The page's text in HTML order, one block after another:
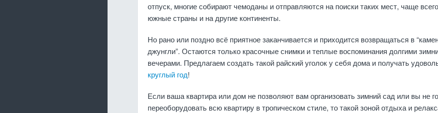
отпуск, многие собирают чемоданы и отправляются на поиски таких мест, чаще
южные страны и на другие континенты.
Но рано или поздно всё приятное заканчивается и приходится возвращаться в
джунгли”. Остаются только красочные снимки и теплые воспоминания долгими
вечерами. Предлагаем создать такой райский уголок у себя дома и получать
круглый год!
Если ваша квартира или дом не позволяют вам организовать зимний сад или вы не
переоборудовать всю квартиру в тропическом стиле, то такой зоной отдыха и